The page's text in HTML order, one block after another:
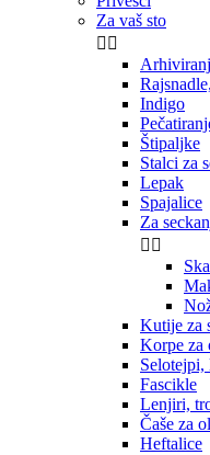
Za vaš sto
 
Indigo
Štipaljke
Stalci za
Lepak
Spajalice
Za
 
Kutije za
Korpe za
Fascikle
Lenjiri,
Čaše za
Heftalice